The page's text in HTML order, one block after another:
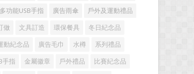
多功能USB手指 廣告雨傘 戶外及運動禮品
做 文具訂造 環保餐具 冬日紀念品
動紀念品 廣告毛巾 水樽 系列禮品
手指 金屬徽章 戶外禮品 比賽紀念品